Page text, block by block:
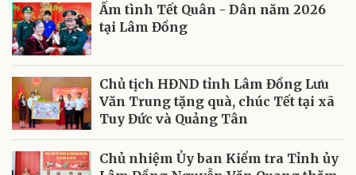
Ấm tình Tết Quân - Dân năm 2026
tại Lâm Đồng
Chủ tịch HĐND tỉnh Lâm Đồng Lưu
Văn Trung tặng quà, chúc Tết tại xã
Tuy Đức và Quảng Tân
Chủ nhiệm Ủy ban Kiểm tra Tỉnh ủy